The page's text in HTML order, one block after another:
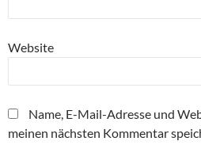
Website
Name, E-Mail-Adresse und
meinen nächsten Kommentar